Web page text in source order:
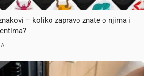
– koliko zapravo znate o njima i